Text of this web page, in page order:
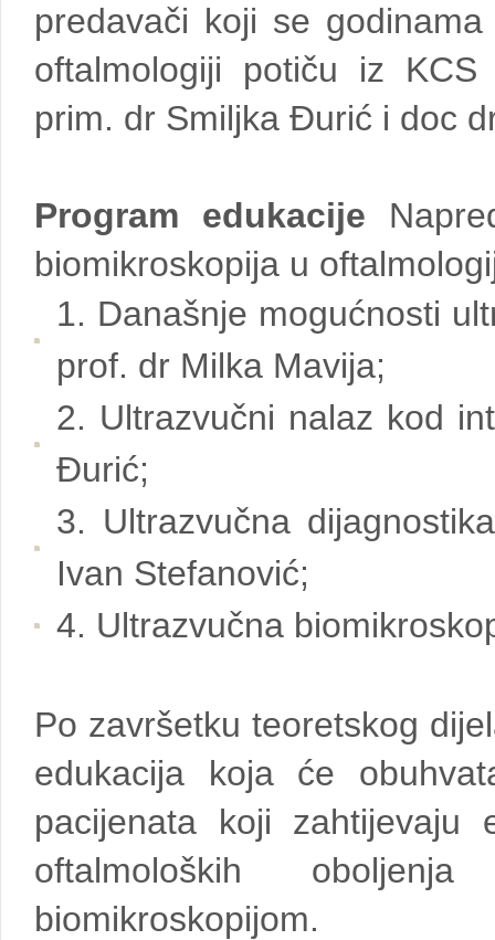
predavači koji se
oftalmologiji potiču iz
prim. dr Smiljka Đurić i doc
Program edukacije
biomikroskopija u
1. Današnje mogućnosti
prof. dr Milka Mavija;
2. Ultrazvučni nalaz kod
Đurić;
3. Ultrazvučna
Ivan Stefanović;
4. Ultrazvučna
Po završetku teoretskog
edukacija koja će
pacijenata koji zahtijevaju
oftalmoloških
biomikroskopijom.